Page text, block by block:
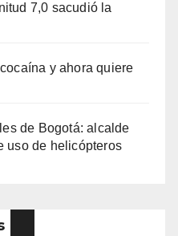
7,0 sacudió la
y ahora quiere
de Bogotá: alcalde
uso de helicópteros